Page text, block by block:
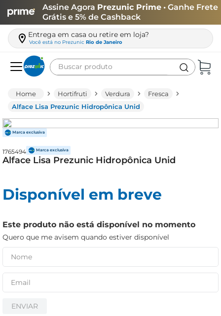
Assine Agora Prezunic Prime • Ganhe Frete
Grátis e 5% de Cashback
Entrega em casa ou retire em loja?
Você está no Prezunic Rio de Janeiro
Buscar produto
Hortifruti Verdura
Fresca
Alface Lisa Prezunic Hidropônica Unid
1765494
Alface Lisa Prezunic Hidropônica Unid
Disponível em breve
Este produto não está disponível no momento
Quero que me avisem quando estiver disponível
ENVIAR
leite
café
queijo
biscoito
cerveja
iogurte
papel higiênico